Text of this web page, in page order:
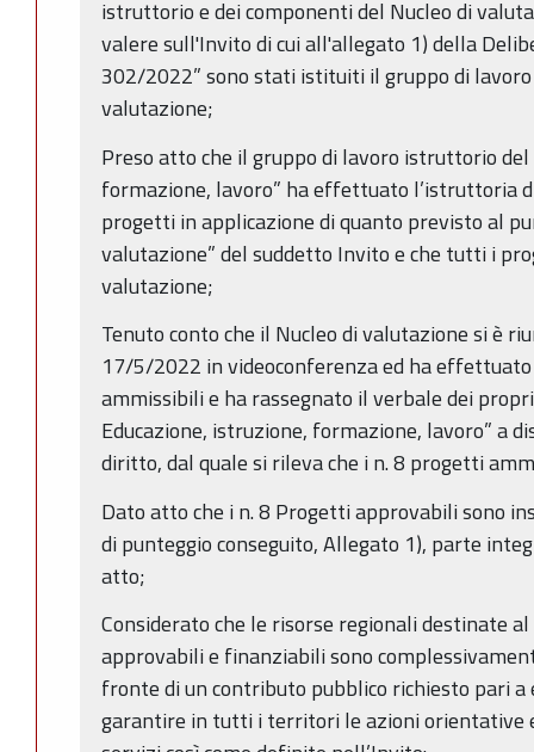
istruttorio e dei componenti del Nucleo di
valere sull'Invito di cui all'allegato 1) della
302/2022” sono stati istituiti il gruppo di
valutazione;
Preso atto che il gruppo di lavoro istruttorio
formazione, lavoro” ha effettuato l’istruttoria
progetti in applicazione di quanto previsto al
valutazione” del suddetto Invito e che tutti i
valutazione;
Tenuto conto che il Nucleo di valutazione si è
17/5/2022 in videoconferenza ed ha
ammissibili e ha rassegnato il verbale dei
Educazione, istruzione, formazione, lavoro” a
diritto, dal quale si rileva che i n. 8 progetti
Dato atto che i n. 8 Progetti approvabili sono
di punteggio conseguito, Allegato 1), parte
atto;
Considerato che le risorse regionali destinate
approvabili e finanziabili sono
fronte di un contributo pubblico richiesto pari a
garantire in tutti i territori le azioni orientative